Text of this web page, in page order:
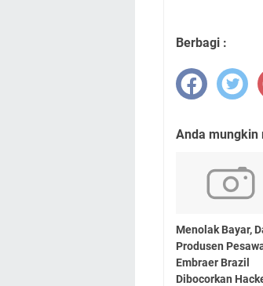
Berbagi :
Anda mungkin
Menolak Bayar,
Produsen
Embraer Brazil
Dibocorkan